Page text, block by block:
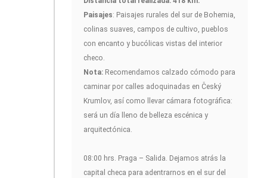
Paisajes: Paisajes rurales del sur de Bohemia,
colinas suaves, campos de cultivo, pueblos
con encanto y bucólicas vistas del interior
checo.
Nota: Recomendamos calzado cómodo para
caminar por calles adoquinadas en Český
Krumlov, así como llevar cámara fotográfica:
será un día lleno de belleza escénica y
arquitectónica.
08:00 hrs. Praga – Salida. Dejamos atrás la
capital checa para adentrarnos en el sur del